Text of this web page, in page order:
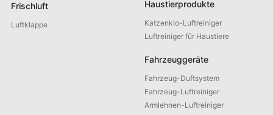
Frischluft
Luftklappe
Haustierprodukte
Katzenklo-Luftreiniger
Luftreiniger für Haustiere
Fahrzeuggeräte
Fahrzeug-Duftsystem
Fahrzeug-Luftreiniger
Armlehnen-Luftreiniger